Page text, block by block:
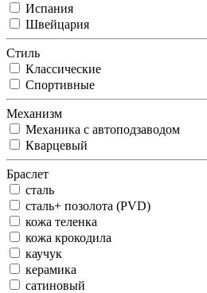
Испания
Швейцария
Стиль
Классические
Спортивные
Механизм
Механика с автоподзаводом
Кварцевый
Браслет
сталь
сталь+ позолота (PVD)
кожа теленка
кожа крокодила
каучук
керамика
сатиновый